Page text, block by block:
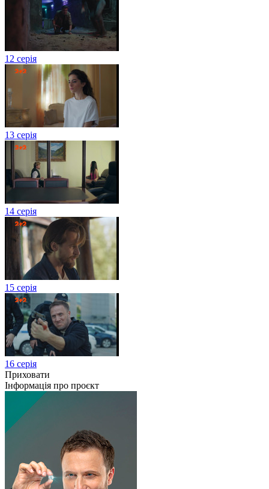
12 серія
13 серія
14 серія
15 серія
16 серія
Приховати
Інформація про проєкт